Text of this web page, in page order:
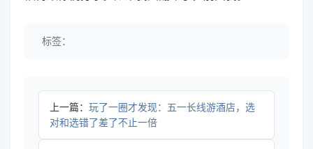
标签：
上一篇： 玩了一圈才发现：五一长线游酒店，选
对和选错了差了不止一倍